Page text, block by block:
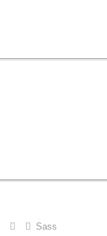
Sass